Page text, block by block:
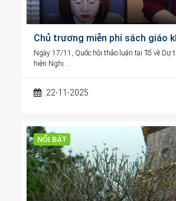
Chủ trương miễn phí sách giáo
Ngày 17/11, Quốc hội thảo luận tại Tổ về Dự
hiện Nghị …
22-11-2025
NỔI BẬT